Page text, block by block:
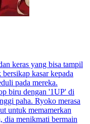
keras yang bisa tampil
kasar kepada
pada mereka.
biru dengan '1UP' di
paha. Ryoko merasa
untuk memamerkan
dia menikmati bermain